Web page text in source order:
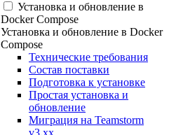
Установка и обновление в
Docker Compose
Установка и обновление в Docker
Compose
Технические требования
Состав поставки
Подготовка к установке
Простая установка и
обновление
Миграция на Teamstorm